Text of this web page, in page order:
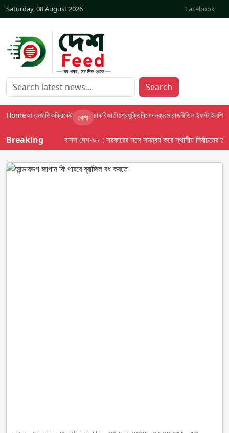
Saturday, 08 August 2026 Facebook
Search
Homeআন্তর্জাতিকক্রিকেট খেলা চাকরিজাতীয়প্রযুক্তিবিনোদনব্যবসারাজনীতিলাইফস্টাইলশিক্ষা
Breaking বাসস দেশ-৯৮ : সরকারের সঙ্গে সমন্বয় করে স্থানীয় নির্বাচনের